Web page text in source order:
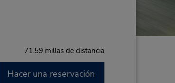
71.59 millas de distancia
Hacer una reservación